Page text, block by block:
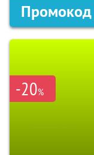
Промокод
-20%